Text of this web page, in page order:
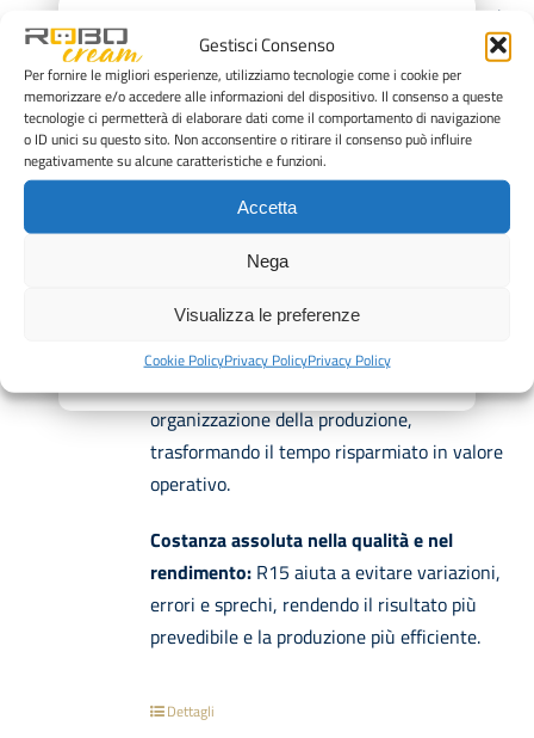
Gestisci Consenso
Per fornire le migliori esperienze, utilizziamo tecnologie come i cookie per
memorizzare e/o accedere alle informazioni del dispositivo. Il consenso a queste
tecnologie ci permetterà di elaborare dati come il comportamento di navigazione
o ID unici su questo sito. Non acconsentire o ritirare il consenso può influire
negativamente su alcune caratteristiche e funzioni.
Accetta
Nega
Visualizza le preferenze
Cookie PolicyPrivacy PolicyPrivacy Policy
tecnologia ROBOcream valorizza il tuo modo
di lavorare: non cambia la tua ricetta, ma ti
aiuta a mantenerla costante nel tempo.
Meno fatica, più efficienza:riduci il lavoro
manuale, alleggerisci le operazioni ripetitive e
rendi più fluido il ritmo di lavoro del
laboratorio.
mentre R15 gestisce la preparazione della
crema pasticcera, il laboratorio può avanzare
su farciture, assemblaggi, finiture e
organizzazione della produzione,
trasformando il tempo risparmiato in valore
operativo.
Costanza assoluta nella qualità e nel
rendimento:R15 aiuta a evitare variazioni,
errori e sprechi, rendendo il risultato più
prevedibile e la produzione più efficiente.
Dettagli